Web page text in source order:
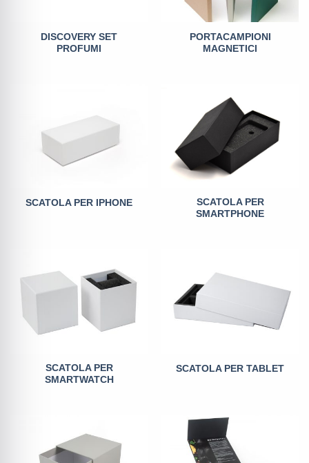
DISCOVERY SET
PROFUMI
PORTACAMPIONI
MAGNETICI
SCATOLA PER IPHONE
SCATOLA PER
SMARTPHONE
SCATOLA PER
SMARTWATCH
SCATOLA PER TABLET